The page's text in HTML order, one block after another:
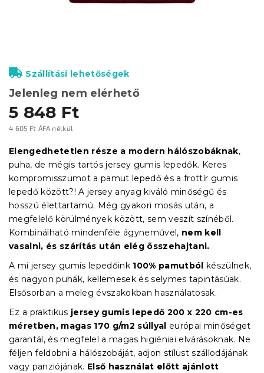
5 848 Ft
4 605 Ft ÁFA nélkül
Jelenleg nem elérhető
Szállítási lehetőségek
Elengedhetetlen része a modern hálószobáknak,
puha, de mégis tartós jersey gumis lepedők. Keres
kompromisszumot a pamut lepedő és a frottír gumis
lepedő között?! A jersey anyag kiváló minőségű és
hosszú élettartamú. Még gyakori mosás után, a
megfelelő körülmények között, sem veszít színéből.
Kombinálható mindenféle ágyneművel, nem kell
vasalni, és szárítás után elég összehajtani.
A mi jersey gumis lepedőink 100% pamutból készülnek,
és nagyon puhák, kellemesek és selymes tapintásúak.
Elsősorban a meleg évszakokban használatosak.
Ez a praktikus jersey gumis lepedő 200 x 220 cm-es
méretben, magas 170 g/m2 súllyal európai minőséget
garantál, és megfelel a magas higiéniai elvárásoknak. Ne
féljen feldobni a hálószobáját, adjon stílust szállodájának
vagy panziójának. Első használat előtt ajánlott